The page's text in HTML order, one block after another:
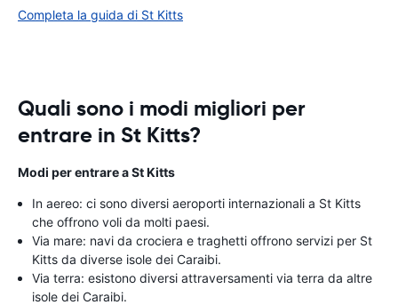
Completa la guida di St Kitts
Quali sono i modi migliori per
entrare in St Kitts?
Modi per entrare a St Kitts
In aereo: ci sono diversi aeroporti internazionali a St Kitts
che offrono voli da molti paesi.
Via mare: navi da crociera e traghetti offrono servizi per St
Kitts da diverse isole dei Caraibi.
Via terra: esistono diversi attraversamenti via terra da altre
isole dei Caraibi.